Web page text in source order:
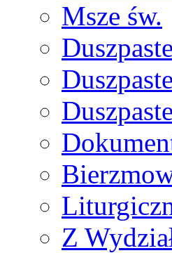
Msze św.
Z